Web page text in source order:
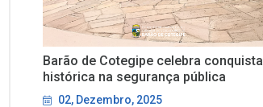
Barão de Cotegipe celebra conquista
histórica na segurança pública
02, Dezembro, 2025